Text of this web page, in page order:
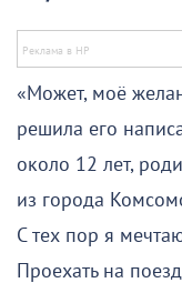
«Может, моё
решила его
около 12 лет,
из города
С тех пор я
Проехать на